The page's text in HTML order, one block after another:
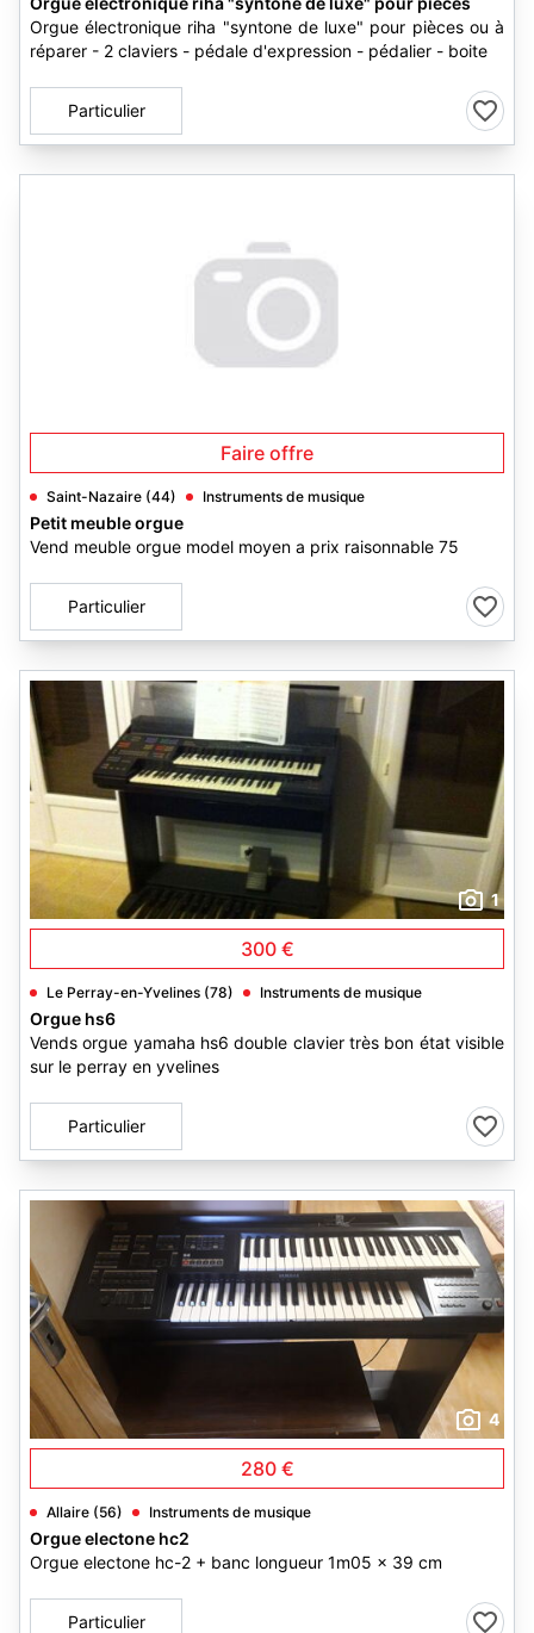
Orgue électronique riha "syntone de luxe" pour pièces ou à
réparer - 2 claviers - pédale d'expression - pédalier - boite
Particulier
Faire offre
Saint-Nazaire (44) Instruments de musique
Petit meuble orgue
Vend meuble orgue model moyen a prix raisonnable 75
Particulier
1
300 €
Le Perray-en-Yvelines (78) Instruments de musique
Orgue hs6
Vends orgue yamaha hs6 double clavier très bon état visible
sur le perray en yvelines
Particulier
4
280 €
Allaire (56) Instruments de musique
Orgue electone hc2
Orgue electone hc-2 + banc longueur 1m05 x 39 cm
Particulier